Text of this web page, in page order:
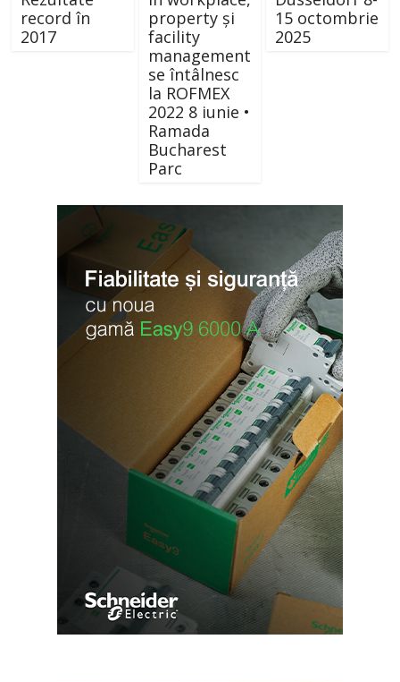
record în
2017
property și
facility
management
se întâlnesc
la ROFMEX
2022 8 iunie •
Ramada
Bucharest
Parc
15 octombrie
2025